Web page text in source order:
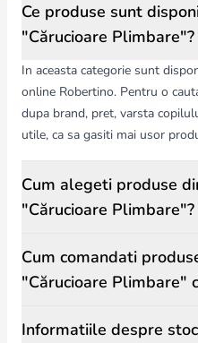
de părinți pentru calitate,
plimbări, călătorii sau vacanțe.
Ce produse sunt
"Cărucioare Plimbare"?
In aceasta categorie sunt
online Robertino. Pentru o
dupa brand, pret, varsta
utile, ca sa gasiti mai usor
Cum alegeti produse
"Cărucioare Plimbare"?
Cum comandati
"Cărucioare Plimbare"
Informatiile despre